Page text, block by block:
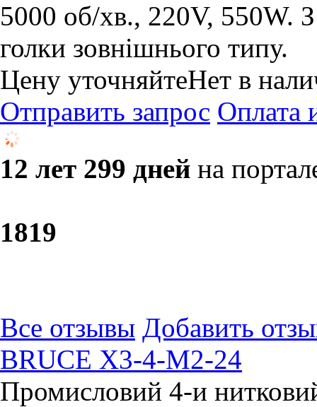
5000 об/хв., 220V, 550W.
голки зовнішнього типу.
Цену уточняйтеНет в
Отправить запрос Оплата
12 лет 299 дней на
1819
Все отзывы Добавить
BRUCE X3-4-M2-24
Промисловий 4-и